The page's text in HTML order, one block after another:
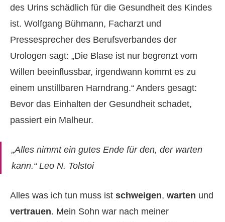
des Urins schädlich für die Gesundheit des Kindes
ist. Wolfgang Bühmann, Facharzt und
Pressesprecher des Berufsverbandes der
Urologen sagt: „Die Blase ist nur begrenzt vom
Willen beeinflussbar, irgendwann kommt es zu
einem unstillbaren Harndrang.“ Anders gesagt:
Bevor das Einhalten der Gesundheit schadet,
passiert ein Malheur.
„Alles nimmt ein gutes Ende für den, der warten
kann.“ Leo N. Tolstoi
Alles was ich tun muss ist schweigen, warten und
vertrauen. Mein Sohn war nach meiner